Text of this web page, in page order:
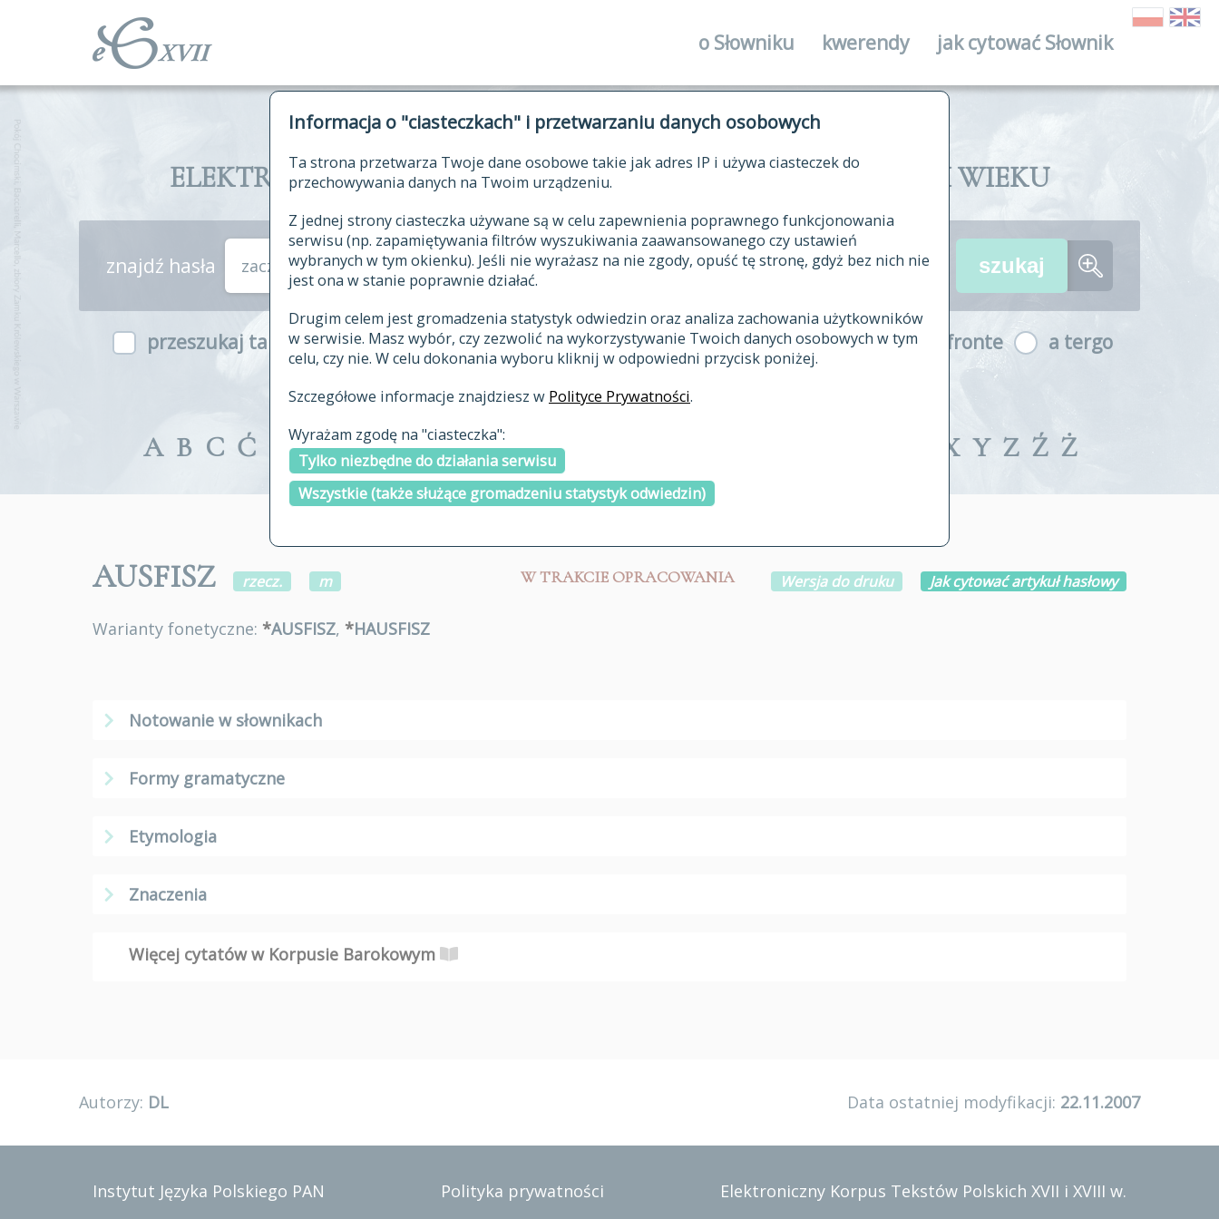
Informacja o "ciasteczkach" i przetwarzaniu danych osobowych
Ta strona przetwarza Twoje dane osobowe takie jak adres IP i używa ciasteczek do
przechowywania danych na Twoim urządzeniu.
Z jednej strony ciasteczka używane są w celu zapewnienia poprawnego funkcjonowania
serwisu (np. zapamiętywania filtrów wyszukiwania zaawansowanego czy ustawień
wybranych w tym okienku). Jeśli nie wyrażasz na nie zgody, opuść tę stronę, gdyż bez nich nie
jest ona w stanie poprawnie działać.
Drugim celem jest gromadzenia statystyk odwiedzin oraz analiza zachowania użytkowników
w serwisie. Masz wybór, czy zezwolić na wykorzystywanie Twoich danych osobowych w tym
celu, czy nie. W celu dokonania wyboru kliknij w odpowiedni przycisk poniżej.
Szczegółowe informacje znajdziesz w Polityce Prywatności.
Wyrażam zgodę na "ciasteczka":
Tylko niezbędne do działania serwisu
Wszystkie (także służące gromadzeniu statystyk odwiedzin)
o Słowniku
historia
publikacje
autorzy tekstów źródłowych
zasady opracowania
najnowsze hasła
ostatnio zmodyfikowane
kwerendy jak cytować Słownik
ELEKTRONICZNY SŁOWNIK JĘZYKA POLSKIEGO XVII I XVIII WIEKU
znajdź hasła zaczynające się od
przeszukaj także hasła w indeksie a fronte a tergo
A B C Ć E F G H I J K L Ł M X Y Z Ź Ż
AUSFISZ rzecz. m W TRAKCIE OPRACOWANIA Wersja do druku Jak cytować artykuł hasłowy
Warianty fonetyczne: *AUSFISZ, *HAUSFISZ
Notowanie w słownikach
Formy gramatyczne
Etymologia
Znaczenia
Więcej cytatów w Korpusie Barokowym
Autorzy: DL Data ostatniej modyfikacji: 22.11.2007
Instytut Języka Polskiego PAN Polityka prywatności Elektroniczny Korpus Tekstów Polskich XVII i XVIII w.